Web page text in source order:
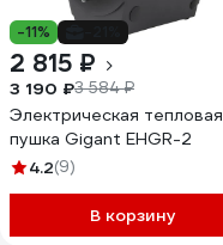
-11%
2 815 ₽
3 190 ₽3 584 ₽
Электрическая тепловая
пушка Gigant EHGR-2
4.2(9)
В корзину